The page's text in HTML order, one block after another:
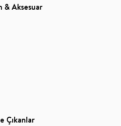
& Aksesuar
Çıkanlar